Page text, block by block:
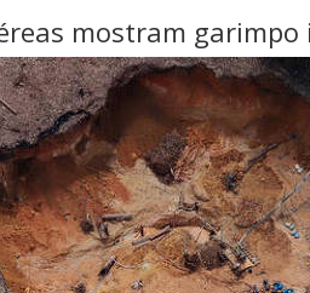
mostram garimpo